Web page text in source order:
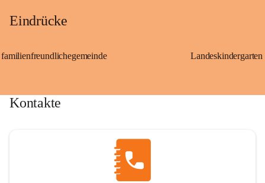
Eindrücke
familienfreundlichegemeinde
Kontakte